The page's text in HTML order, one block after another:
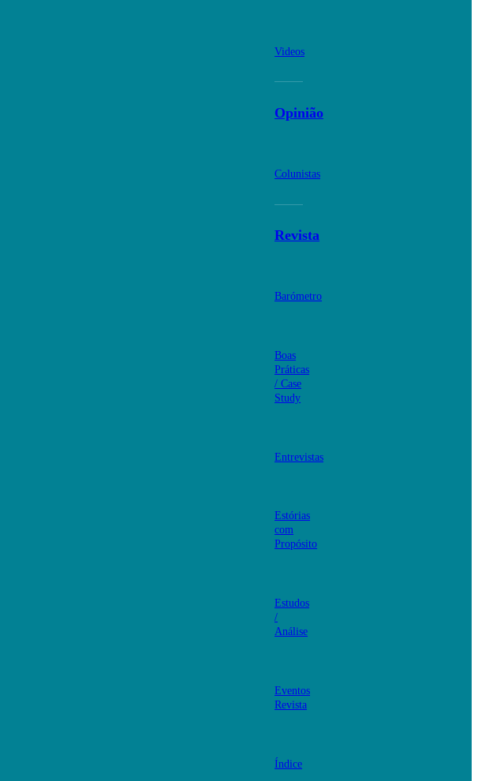
Videos
Opinião
Colunistas
Revista
Barómetro
Boas
Práticas
/ Case
Study
Entrevistas
Estórias
com
Propósito
Estudos
/
Análise
Eventos
Revista
Índice